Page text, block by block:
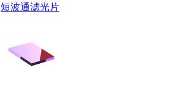
短波通滤光片